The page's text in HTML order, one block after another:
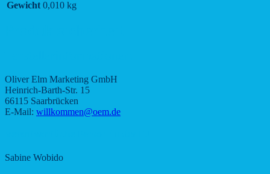
Gewicht 0,010 kg
Oliver Elm Marketing GmbH
Heinrich-Barth-Str. 15
66115 Saarbrücken
E-Mail: willkommen@oem.de
Sabine Wobido